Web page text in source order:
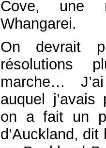
Cove, une
Whangarei.
On devrait
résolutions
marche…
auquel j’avais
on a fait un
d’Auckland,